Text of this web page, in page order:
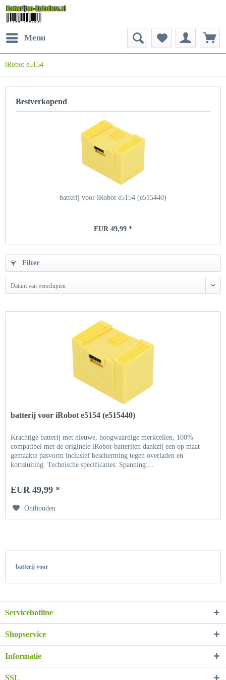
Menu
iRobot e5154
Bestverkopend
batterij voor iRobot e5154 (e515440)
EUR 49,99 *
Filter
Datum van verschijnen
batterij voor iRobot e5154 (e515440)
Krachtige batterij met nieuwe, hoogwaardige merkcellen, 100%
compatibel met de originele iRobot-batterijen dankzij een op maat
gemaakte pasvorm inclusief bescherming tegen overladen en
kortsluiting. Technische specificaties: Spanning:...
EUR 49,99 *
Onthouden
batterij voor
Servicehotline
Shopservice
Informatie
SSL